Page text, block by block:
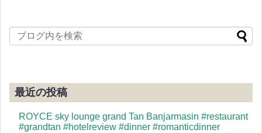
最近の投稿
ROYCE sky lounge grand Tan Banjarmasin #restaurant
#grandtan #hotelreview #dinner #romanticdinner